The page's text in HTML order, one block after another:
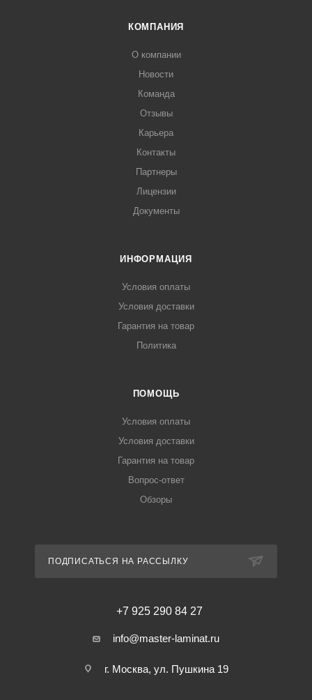
КОМПАНИЯ
О компании
Новости
Команда
Отзывы
Карьера
Контакты
Партнеры
Лицензии
Документы
ИНФОРМАЦИЯ
Условия оплаты
Условия доставки
Гарантия на товар
Политика
ПОМОЩЬ
Условия оплаты
Условия доставки
Гарантия на товар
Вопрос-ответ
Обзоры
ПОДПИСАТЬСЯ НА РАССЫЛКУ
+7 925 290 84 27
info@master-laminat.ru
г. Москва, ул. Пушкина 19